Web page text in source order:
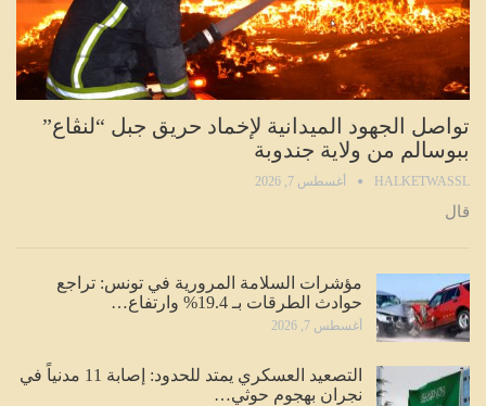
تواصل الجهود الميدانية لإخماد حريق جبل “لنڨاع”
ببوسالم من ولاية جندوبة
HALKETWASSL أغسطس 7, 2026
قال
مؤشرات السلامة المرورية في تونس: تراجع
حوادث الطرقات بـ 19.4% وارتفاع…
أغسطس 7, 2026
التصعيد العسكري يمتد للحدود: إصابة 11 مدنياً في
نجران بهجوم حوثي…